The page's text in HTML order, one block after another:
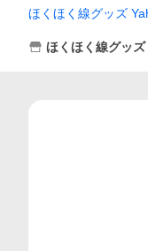
ほくほく線グッズ
ほくほく線グッ